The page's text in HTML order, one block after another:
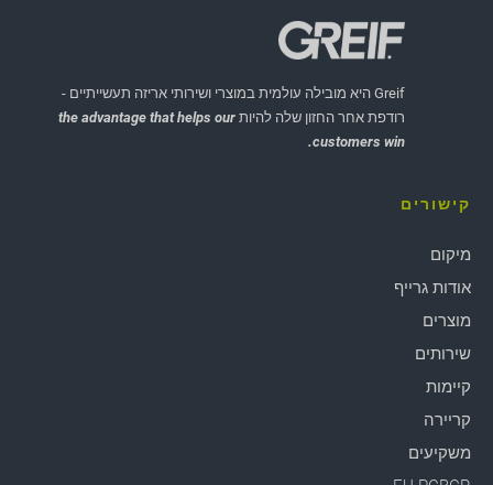
Greif היא מובילה עולמית במוצרי ושירותי אריזה תעשייתיים -
רודפת אחר החזון שלה להיות the advantage that helps our
customers win.
קישורים
מיקום
אודות גרייף
מוצרים
שירותים
קיימות
קריירה
משקיעים